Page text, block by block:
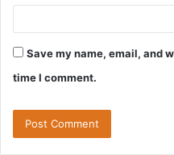
Save my name, email, and
time I comment.